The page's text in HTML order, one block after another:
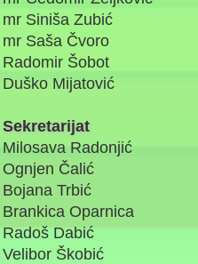
mr Siniša Zubić
mr Saša Čvoro
Radomir Šobot
Duško Mijatović
Sekretarijat
Milosava Radonjić
Ognjen Čalić
Bojana Trbić
Brankica Oparnica
Radoš Dabić
Velibor Škobić